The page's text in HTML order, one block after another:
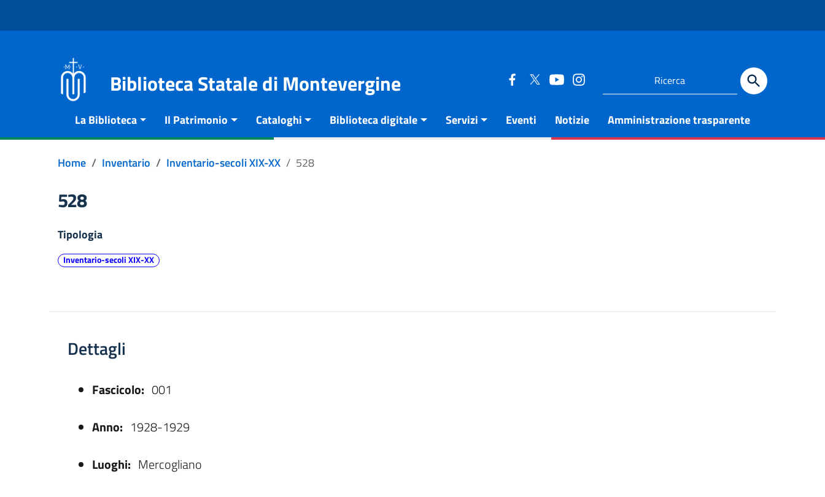
Biblioteca Statale di Montevergine
La Biblioteca Il Patrimonio Cataloghi Biblioteca digitale Servizi Eventi Notizie Amministrazione trasparente
Home Inventario Inventario-secoli XIX-XX 528
528
Tipologia
Inventario-secoli XIX-XX
Dettagli
Fascicolo: 001
Anno: 1928-1929
Luoghi: Mercogliano